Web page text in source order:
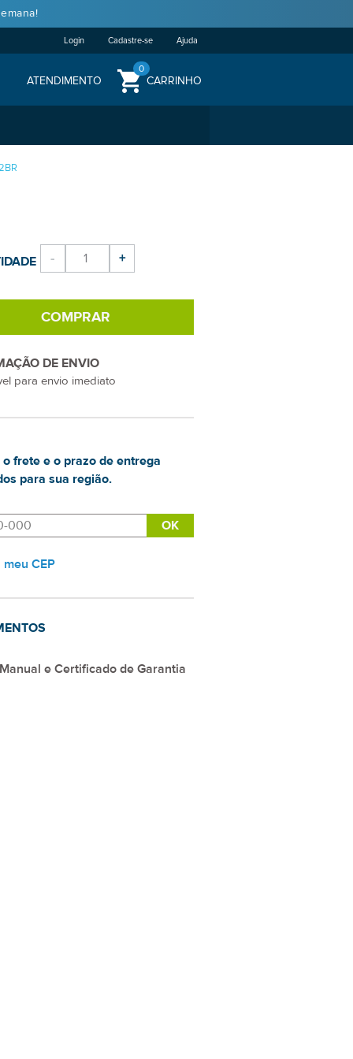
Login Cadastre-se Ajuda
ATENDIMENTO CARRINHO
0
- +
COMPRAR
DE ENVIO
para envio imediato
frete e o prazo de entrega
para sua região.
CEP
Manual e Certificado de Garantia